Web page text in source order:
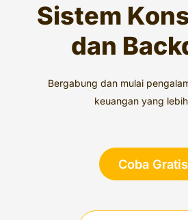
Sistem
dan
Bergabung dan mulai
keuangan yang
Coba Gratis